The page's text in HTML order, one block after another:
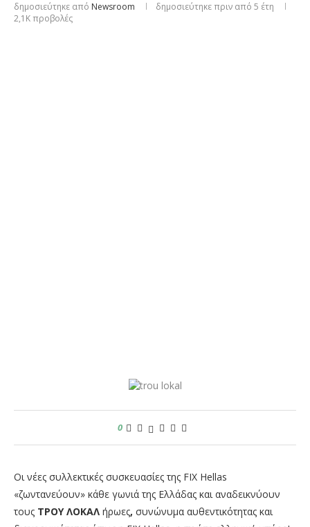
δημοσιεύτηκε από Newsroom
δημοσιεύτηκε πριν από 5 έτη
2,1Kπροβολές
0
Οι νέες συλλεκτικές συσκευασίες της FIX Hellas
«ζωντανεύουν» κάθε γωνιά της Ελλάδας και αναδεικνύουν
τους ΤΡΟΥ ΛΟΚΑΛ ήρωες, συνώνυμα αυθεντικότητας και